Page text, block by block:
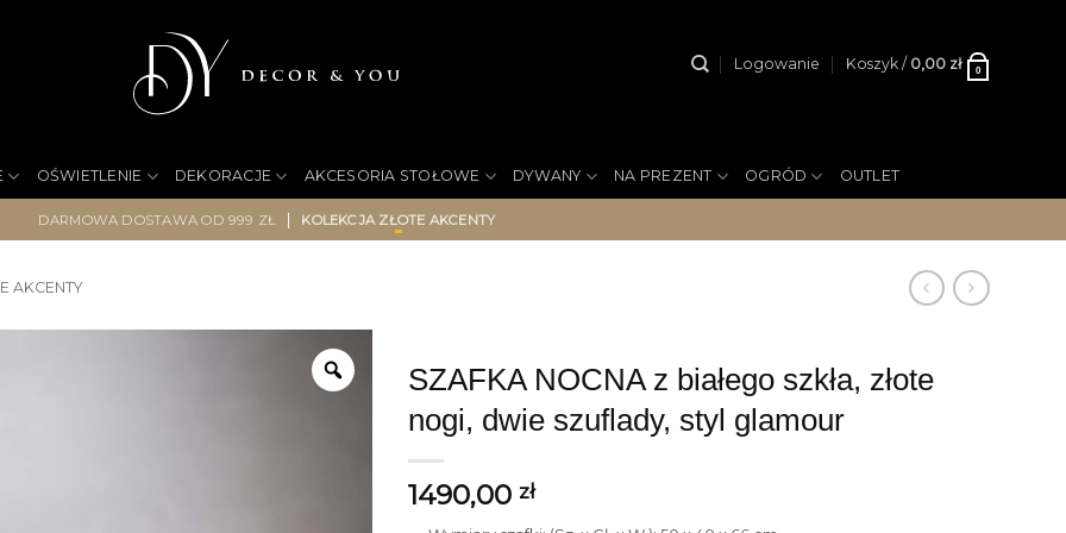
Logowanie Koszyk / 0,00 zł 0
OŚWIETLENIE DEKORACJE AKCESORIA STOŁOWE DYWANY NA PREZENT OGRÓD OUTLET
DARMOWA DOSTAWA OD 999 ZŁ | KOLEKCJA ZŁOTE AKCENTY
AKCENTY
SZAFKA NOCNA z białego szkła, złote
nogi, dwie szuflady, styl glamour
1490,00 zł